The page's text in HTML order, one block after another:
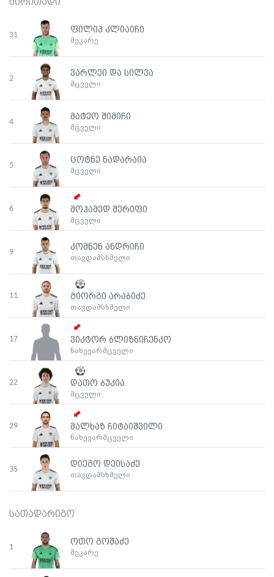
ძირითადი
31
ფილიპ კლიაიჩი
მეკარე
2
ვარლეი და სილვა
მცველი
4
მატეო შიმიჩი
მცველი
5
ცოტნე ნადარაია
მცველი
6 მოჰამედ შერიფი
მცველი
9
კომნენ ანდრიჩი
თავდამსხმელი
11 გიორგი არაბიძე
თავდამსხმელი
17 ვიკტორ ბლიზნიჩენკო
ნახევარმცველი
22 დათო ბუკია
მცველი
29 მალხაზ ჩიტაიშვილი
ნახევარმცველი
35
დიეგო დეისაძე
თავდამსხმელი
სათადარიგო
1
ოთო გოშაძე
მეკარე